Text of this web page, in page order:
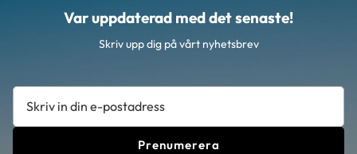
Var uppdaterad med det senaste!
Skriv upp dig på vårt nyhetsbrev
Prenumerera